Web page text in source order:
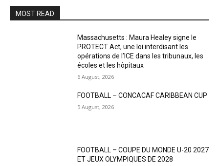
MOST READ
Massachusetts : Maura Healey signe le
PROTECT Act, une loi interdisant les
opérations de l’ICE dans les tribunaux, les
écoles et les hôpitaux
6 August, 2026
FOOTBALL – CONCACAF CARIBBEAN CUP
5 August, 2026
FOOTBALL – COUPE DU MONDE U-20 2027
ET JEUX OLYMPIQUES DE 2028